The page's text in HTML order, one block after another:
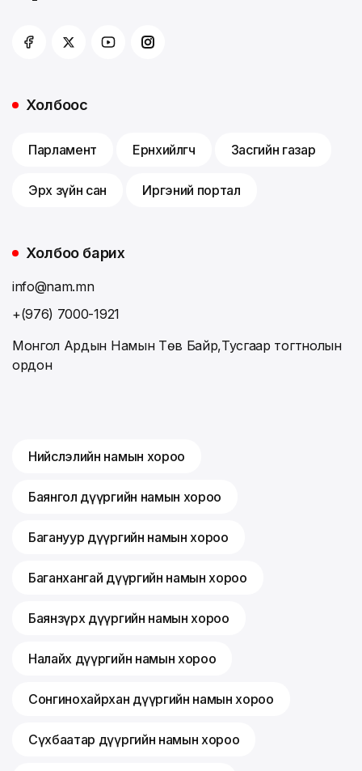
Холбоос
Парламент Ерөнхийлөгч Засгийн газар
Эрх зүйн сан Иргэний портал
Холбоо барих
info@nam.mn
+(976) 7000-1921
Монгол Ардын Намын Төв Байр,Тусгаар тогтнолын
ордон
Нийслэлийн намын хороо
Баянгол дүүргийн намын хороо
Багануур дүүргийн намын хороо
Баганхангай дүүргийн намын хороо
Баянзүрх дүүргийн намын хороо
Налайх дүүргийн намын хороо
Сонгинохайрхан дүүргийн намын хороо
Сүхбаатар дүүргийн намын хороо